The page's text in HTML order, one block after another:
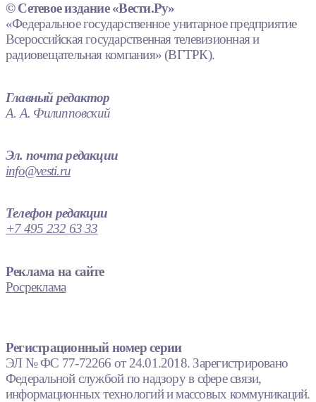
© Сетевое издание «Вести.Ру»
«Федеральное государственное унитарное предприятие
Всероссийская государственная телевизионная и
радиовещательная компания» (ВГТРК).
Главный редактор
А. А. Филипповский
Эл. почта редакции
info@vesti.ru
Телефон редакции
+7 495 232 63 33
Реклама на сайте
Росреклама
Регистрационный номер серии
ЭЛ № ФС 77-72266 от 24.01.2018. Зарегистрировано
Федеральной службой по надзору в сфере связи,
информационных технологий и массовых коммуникаций.